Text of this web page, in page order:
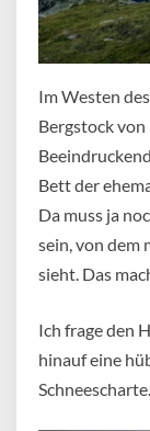
Im Westen
Bergstock von
Bett der
Da muss ja
sein, von dem
sieht. Das
Ich frage den
hinauf eine